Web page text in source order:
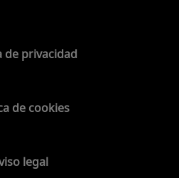
de privacidad
de cookies
legal